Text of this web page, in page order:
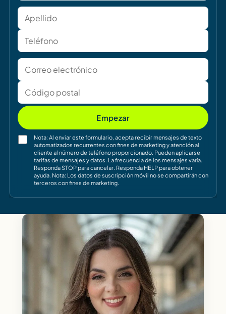
Empezar
Nota: Al enviar este formulario, acepta recibir mensajes de texto
automatizados recurrentes con fines de marketing y atención al
cliente al número de teléfono proporcionado. Pueden aplicarse
tarifas de mensajes y datos. La frecuencia de los mensajes varía.
Responda STOP para cancelar. Responda HELP para obtener
ayuda. Nota: Los datos de suscripción móvil no se compartirán con
terceros con fines de marketing.